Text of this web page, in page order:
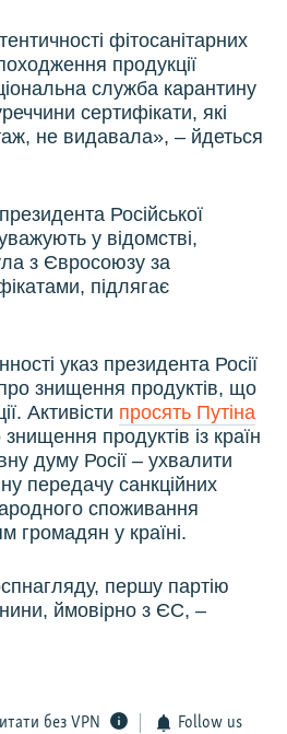
фітосанітарних
продукції
служба карантину
сертифікати, які
не видавала», – йдеться
Російської
у відомстві,
з Євросоюзу за
підлягає
указ президента Росії
знищення продуктів, що
Активісти просять Путіна
продуктів із країн
думу Росії – ухвалити
передачу санкційних
споживання
громадян у країні.
першу партію
ймовірно з ЄС, –
без VPN Follow us